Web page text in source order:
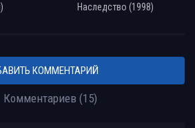
Наследство (1998)
КОММЕНТАРИЙ
Комментариев (15)